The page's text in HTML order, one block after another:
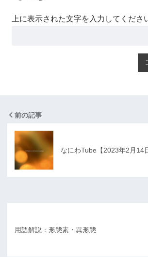
上に表示された文字を入力してくださ
前の記事
なにわTube【2023年2月14
用語解説：形態素・異形態